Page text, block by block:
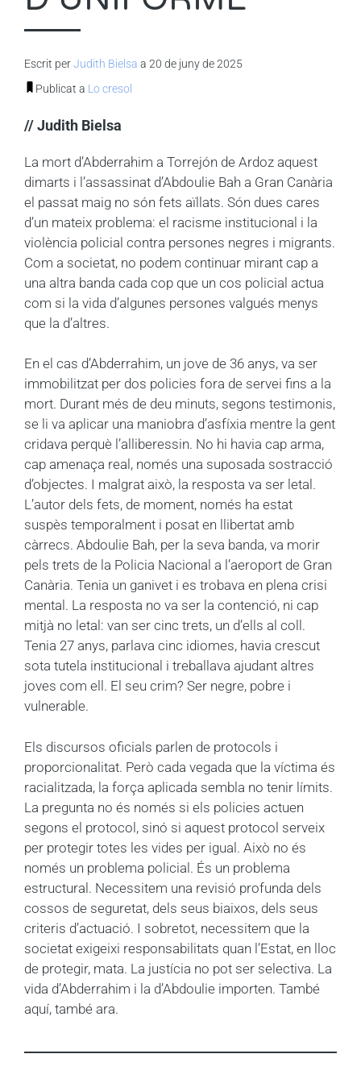
Escrit perJudith Bielsa a 20 de juny de 2025
Publicat a Lo cresol
// Judith Bielsa
La mort d’Abderrahim a Torrejón de Ardoz aquest
dimarts i l’assassinat d’Abdoulie Bah a Gran Canària
el passat maig no són fets aïllats. Són dues cares
d’un mateix problema: el racisme institucional i la
violència policial contra persones negres i migrants.
Com a societat, no podem continuar mirant cap a
una altra banda cada cop que un cos policial actua
com si la vida d’algunes persones valgués menys
que la d’altres.
En el cas d’Abderrahim, un jove de 36 anys, va ser
immobilitzat per dos policies fora de servei fins a la
mort. Durant més de deu minuts, segons testimonis,
se li va aplicar una maniobra d’asfíxia mentre la gent
cridava perquè l’alliberessin. No hi havia cap arma,
cap amenaça real, només una suposada sostracció
d’objectes. I malgrat això, la resposta va ser letal.
L’autor dels fets, de moment, només ha estat
suspès temporalment i posat en llibertat amb
càrrecs. Abdoulie Bah, per la seva banda, va morir
pels trets de la Policia Nacional a l’aeroport de Gran
Canària. Tenia un ganivet i es trobava en plena crisi
mental. La resposta no va ser la contenció, ni cap
mitjà no letal: van ser cinc trets, un d’ells al coll.
Tenia 27 anys, parlava cinc idiomes, havia crescut
sota tutela institucional i treballava ajudant altres
joves com ell. El seu crim? Ser negre, pobre i
vulnerable.
Els discursos oficials parlen de protocols i
proporcionalitat. Però cada vegada que la víctima és
racialitzada, la força aplicada sembla no tenir límits.
La pregunta no és només si els policies actuen
segons el protocol, sinó si aquest protocol serveix
per protegir totes les vides per igual. Això no és
només un problema policial. És un problema
estructural. Necessitem una revisió profunda dels
cossos de seguretat, dels seus biaixos, dels seus
criteris d’actuació. I sobretot, necessitem que la
societat exigeixi responsabilitats quan l’Estat, en lloc
de protegir, mata. La justícia no pot ser selectiva. La
vida d’Abderrahim i la d’Abdoulie importen. També
aquí, també ara.